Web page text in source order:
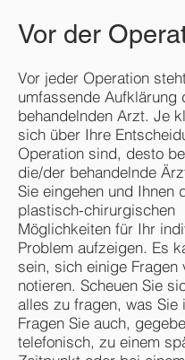
Vor der
Vor jeder Operation
umfassende Aufklärung
behandelnden Arzt. Je
sich über Ihre
Operation sind, desto
die/der behandelnde
Sie eingehen und Ihnen
plastisch-chirurgischen
Möglichkeiten für Ihr
Problem aufzeigen. Es
sein, sich einige Fragen
notieren. Scheuen Sie
alles zu fragen, was Sie
Fragen Sie auch,
telefonisch, zu einem